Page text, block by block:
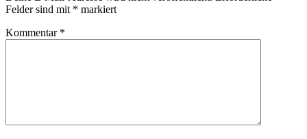
Felder sind mit * markiert
Kommentar *